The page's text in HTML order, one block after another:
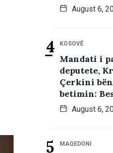
August 6,
KOSOVË
Mandati i
deputete,
Çerkini bën
betimin:
August 6,
MAQEDONI